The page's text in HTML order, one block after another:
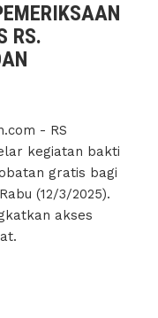
RS.
- RS
kegiatan bakti
gratis bagi
(12/3/2025).
akses